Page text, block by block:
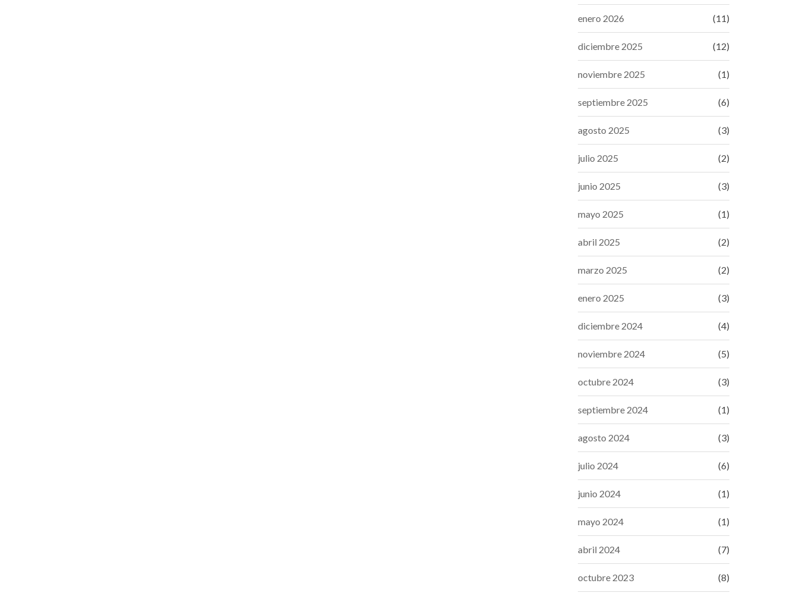
enero 2026 (11)
diciembre 2025 (12)
noviembre 2025 (1)
septiembre 2025 (6)
agosto 2025 (3)
julio 2025 (2)
junio 2025 (3)
mayo 2025 (1)
abril 2025 (2)
marzo 2025 (2)
enero 2025 (3)
diciembre 2024 (4)
noviembre 2024 (5)
octubre 2024 (3)
septiembre 2024 (1)
agosto 2024 (3)
julio 2024 (6)
junio 2024 (1)
mayo 2024 (1)
abril 2024 (7)
octubre 2023 (8)